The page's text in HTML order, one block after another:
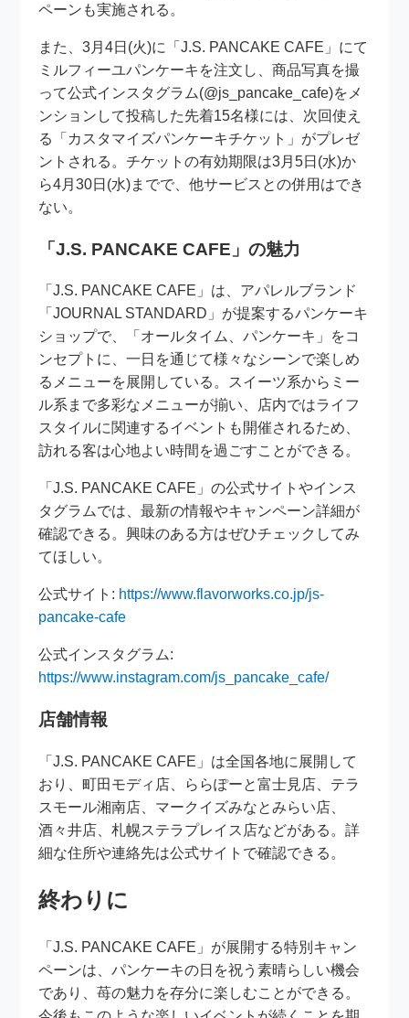
ペーンも実施される。
また、3月4日(火)に「J.S. PANCAKE CAFE」にて
ミルフィーユパンケーキを注文し、商品写真を撮
って公式インスタグラム(@js_pancake_cafe)をメ
ンションして投稿した先着15名様には、次回使え
る「カスタマイズパンケーキチケット」がプレゼ
ントされる。チケットの有効期限は3月5日(水)か
ら4月30日(水)までで、他サービスとの併用はでき
ない。
「J.S. PANCAKE CAFE」の魅力
「J.S. PANCAKE CAFE」は、アパレルブランド
「JOURNAL STANDARD」が提案するパンケーキ
ショップで、「オールタイム、パンケーキ」をコ
ンセプトに、一日を通じて様々なシーンで楽しめ
るメニューを展開している。スイーツ系からミー
ル系まで多彩なメニューが揃い、店内ではライフ
スタイルに関連するイベントも開催されるため、
訪れる客は心地よい時間を過ごすことができる。
「J.S. PANCAKE CAFE」の公式サイトやインス
タグラムでは、最新の情報やキャンペーン詳細が
確認できる。興味のある方はぜひチェックしてみ
てほしい。
公式サイト: https://www.flavorworks.co.jp/js-
pancake-cafe
公式インスタグラム:
https://www.instagram.com/js_pancake_cafe/
店舗情報
「J.S. PANCAKE CAFE」は全国各地に展開して
おり、町田モディ店、ららぽーと富士見店、テラ
スモール湘南店、マークイズみなとみらい店、
酒々井店、札幌ステラプレイス店などがある。詳
細な住所や連絡先は公式サイトで確認できる。
終わりに
「J.S. PANCAKE CAFE」が展開する特別キャン
ペーンは、パンケーキの日を祝う素晴らしい機会
であり、苺の魅力を存分に楽しむことができる。